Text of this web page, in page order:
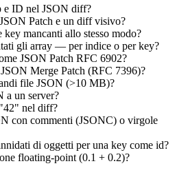
e ID nel JSON diff?
Patch e un diff visivo?
mancanti allo stesso modo?
gli array — per indice o per key?
JSON Patch RFC 6902?
Merge Patch (RFC 7396)?
file JSON (>10 MB)?
a un server?
nel diff?
con commenti (JSONC) o virgole
di oggetti per una key come id?
floating-point (0.1 + 0.2)?